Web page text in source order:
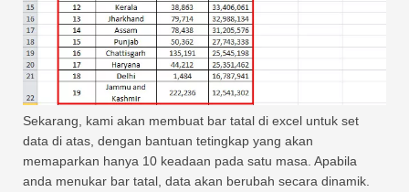
Sekarang, kami akan membuat bar tatal di excel untuk set
data di atas, dengan bantuan tetingkap yang akan
memaparkan hanya 10 keadaan pada satu masa. Apabila
anda menukar bar tatal, data akan berubah secara dinamik.